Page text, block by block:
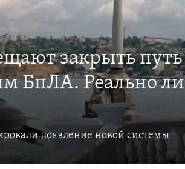
закрыть путь
БпЛА. Реально ли
появление новой системы